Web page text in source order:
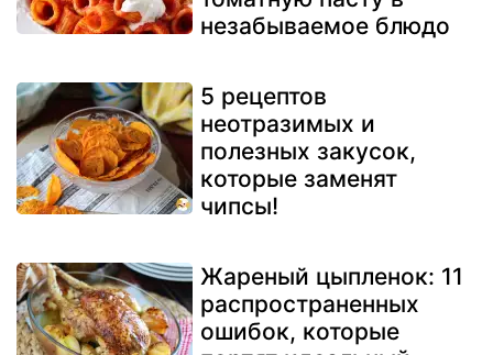
незабываемое блюдо
5 рецептов
неотразимых и
полезных закусок,
которые заменят
чипсы!
Жареный цыпленок: 11
распространенных
ошибок, которые